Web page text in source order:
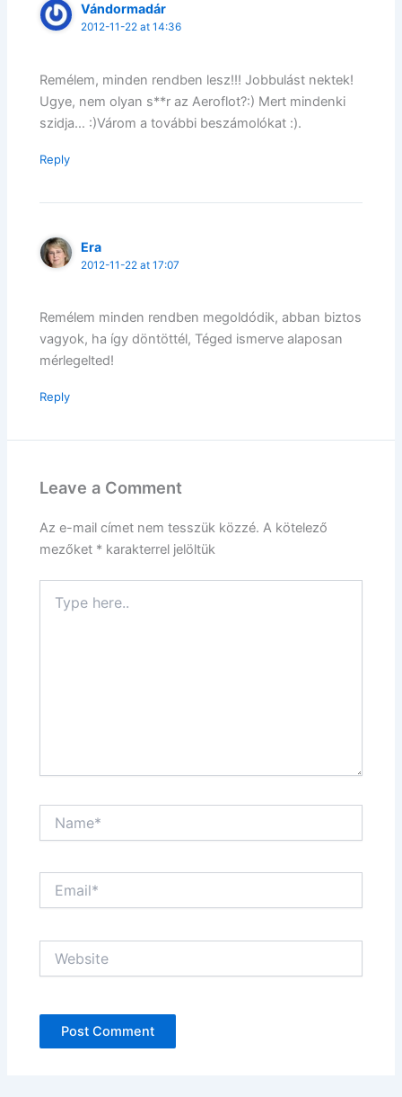
Vándormadár
2012-11-22 at 14:36
Remélem, minden rendben lesz!!! Jobbulást nektek!
Ugye, nem olyan s**r az Aeroflot?:) Mert mindenki
szidja… :)Várom a további beszámolókat :).
Reply
Era
2012-11-22 at 17:07
Remélem minden rendben megoldódik, abban biztos
vagyok, ha így döntöttél, Téged ismerve alaposan
mérlegelted!
Reply
Leave a Comment
Az e-mail címet nem tesszük közzé. A kötelező
mezőket * karakterrel jelöltük
here..